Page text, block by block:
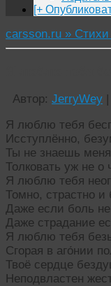
[+
carsson.ru »
Автор: JerryWey |
Я люблю тебя
Исступлённо,
Ты не знаешь меня
Толковать уж не о
Я люблю тебя
Томно, страстно и
Даже если боль
Даже страдание
Я люблю тебя
Сгорая в аго́нии
Твоё сердце
Неподвластен